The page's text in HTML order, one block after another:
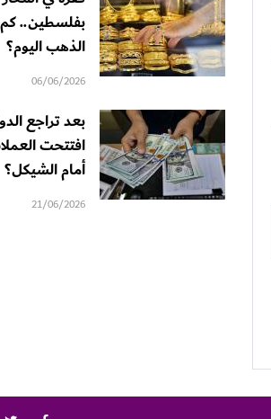
بفلسطين..
الذهب اليوم؟
06/06/2026
بعد تراجع
افتتحت
أمام الشيكل؟
21/06/2026